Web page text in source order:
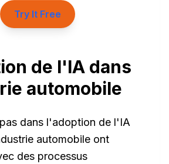
Try It Free
de l'IA dans
automobile
dans l'adoption de l'IA
automobile ont
des processus